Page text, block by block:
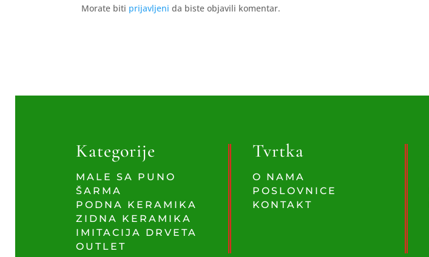
Morate biti prijavljeni da biste objavili komentar.
Kategorije
MALE SA PUNO
ŠARMA
PODNA KERAMIKA
ZIDNA KERAMIKA
IMITACIJA DRVETA
OUTLET
Tvrtka
O NAMA
POSLOVNICE
KONTAKT